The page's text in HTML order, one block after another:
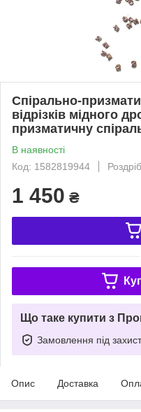
Спірально-
відрізків мідного
призматичну
В наявності
Код: 1582819944
Роздріб
1 450 ₴
Що таке купити з
Замовлення під
Опис Доставка